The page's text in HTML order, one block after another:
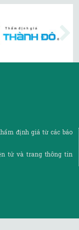
định giá từ các báo
tử và trang thông tin